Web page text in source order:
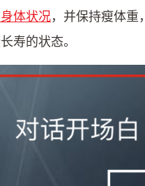
体状况，并保持瘦体重
寿的状态。